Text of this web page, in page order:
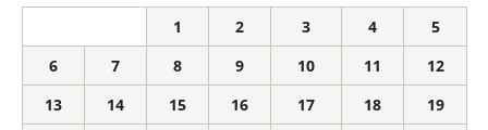
1 2 3 4
5
6
7 8 9 10 11
12
13
14 15 16 17 18 19